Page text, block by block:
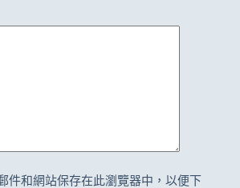
件和網站保存在此瀏覽器中，以便下